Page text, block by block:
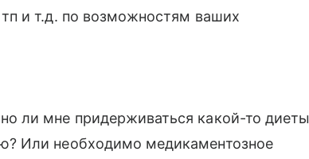
и т.д. по возможностям ваших
ли мне придерживаться какой-то диеты
Или необходимо медикаментозное